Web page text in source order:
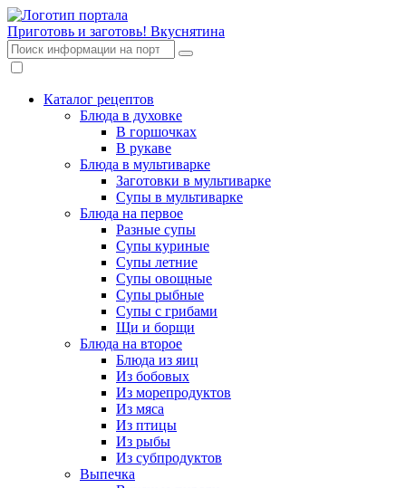
Приготовь и заготовь! Вкуснятина
Каталог рецептов
Блюда в духовке
В горшочках
В рукаве
Блюда в мультиварке
Заготовки в мультиварке
Супы в мультиварке
Блюда на первое
Разные супы
Супы куриные
Супы летние
Супы овощные
Супы рыбные
Супы с грибами
Щи и борщи
Блюда на второе
Блюда из яиц
Из бобовых
Из морепродуктов
Из мяса
Из птицы
Из рыбы
Из субпродуктов
Выпечка